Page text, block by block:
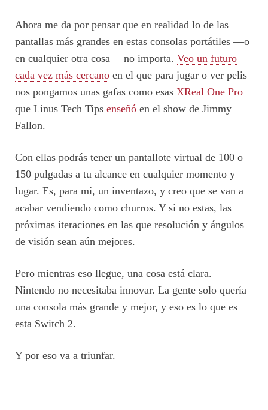
Ahora me da por pensar que en realidad lo de las
pantallas más grandes en estas consolas portátiles —o
en cualquier otra cosa— no importa. Veo un futuro
cada vez más cercano en el que para jugar o ver pelis
nos pongamos unas gafas como esas XReal One Pro
que Linus Tech Tips enseñó en el show de Jimmy
Fallon.
Con ellas podrás tener un pantallote virtual de 100 o
150 pulgadas a tu alcance en cualquier momento y
lugar. Es, para mí, un inventazo, y creo que se van a
acabar vendiendo como churros. Y si no estas, las
próximas iteraciones en las que resolución y ángulos
de visión sean aún mejores.
Pero mientras eso llegue, una cosa está clara.
Nintendo no necesitaba innovar. La gente solo quería
una consola más grande y mejor, y eso es lo que es
esta Switch 2.
Y por eso va a triunfar.